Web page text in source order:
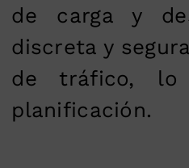
de carga y
discreta y
de tráfico, lo
planificación.